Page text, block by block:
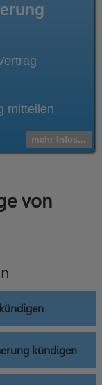
mitteilen
mehr Infos...
von
kündigen